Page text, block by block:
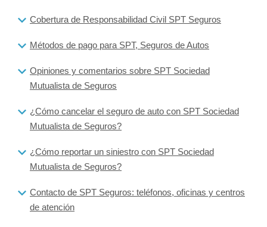
Cobertura de Responsabilidad Civil SPT Seguros
Métodos de pago para SPT, Seguros de Autos
Opiniones y comentarios sobre SPT Sociedad
Mutualista de Seguros
¿Cómo cancelar el seguro de auto con SPT Sociedad
Mutualista de Seguros?
¿Cómo reportar un siniestro con SPT Sociedad
Mutualista de Seguros?
Contacto de SPT Seguros: teléfonos, oficinas y centros
de atención